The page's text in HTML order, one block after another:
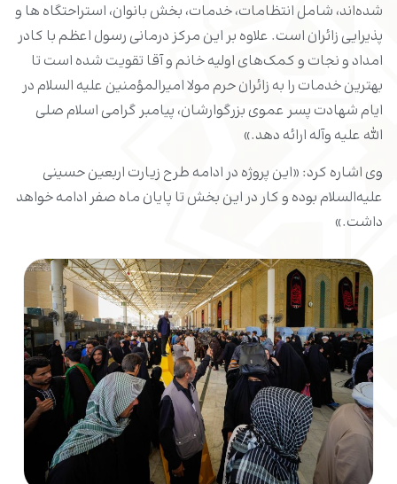
شده‌اند، شامل انتظامات، خدمات، بخش بانوان، استراحتگاه ها و
پذیرایی زائران است. علاوه بر این مرکز درمانی رسول اعظم با کادر
امداد و نجات و کمک‌های اولیه خانم و آقا تقویت شده است تا
بهترین خدمات را به زائران حرم مولا امیرالمؤمنین علیه السلام در
ایام شهادت پسر عموی بزرگوارشان، پیامبر گرامی اسلام صلی
الله علیه وآله ارائه دهد.»
وی اشاره کرد: «این پروژه در ادامه طرح زیارت اربعین حسینی
علیه‌السلام بوده و کار در این بخش تا پایان ماه صفر ادامه خواهد
داشت.»